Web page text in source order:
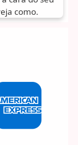
como.